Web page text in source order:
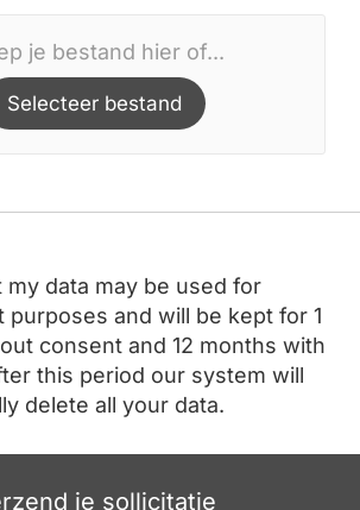
je bestand hier of...
Selecteer bestand
my data may be used for
purposes and will be kept for 1
consent and 12 months with
this period our system will
delete all your data.
je sollicitatie